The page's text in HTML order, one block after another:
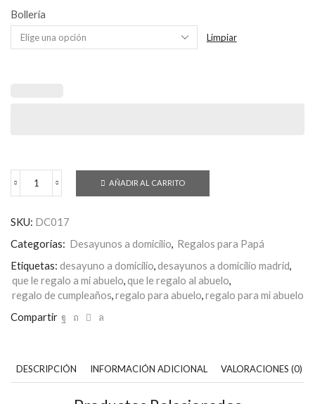
59,00€
Bollería
Limpiar
Desayuno
cantidad
AÑADIR AL CARRITO
SKU: DC017
Categorías: Desayunos a domicilio, Regalos para Papá
Etiquetas: desayuno a domicilio,desayunos a domicilio madrid,
que le regalo a mi abuelo,que le regalo al abuelo,
regalo de cumpleaños,regalo para abuelo,regalo para mi abuelo
Compartir
DESCRIPCIÓN INFORMACIÓN ADICIONAL VALORACIONES (0)